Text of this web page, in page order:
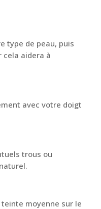
type de peau, puis
cela aidera à
avec votre doigt
trous ou
moyenne sur le